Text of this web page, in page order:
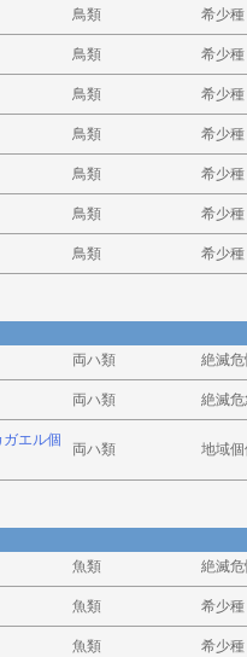
鳥類 希少種
鳥類 希少種
鳥類 希少種
鳥類 希少種
鳥類 希少種
鳥類 希少種
鳥類 希少種
両ハ類 絶滅危
両ハ類 絶滅
エル個
両ハ類 地域
魚類 絶滅危
魚類 希少種
魚類 希少種